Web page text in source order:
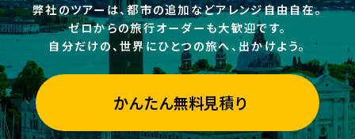
弊社のツアーは、都市の追加などアレンジ自由自在。
ゼロからの旅行オーダーも大歓迎です。
自分だけの、世界にひとつの旅へ、出かけよう。
かんたん無料見積り